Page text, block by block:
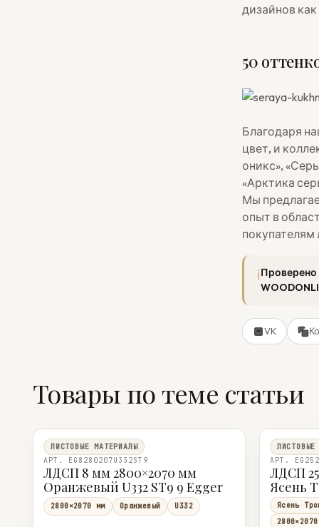
дизайнов
50
Благодаря
цвет, и
оникс»,
«Арктика
Мы
опыт в
покупателям
Проверено
VK
Товары по теме статьи
ЛИСТОВЫЕ МАТЕРИАЛЫ
АРТ. EG8280207U332ST9
ЛДСП 8 мм 2800×2070 мм
Оранжевый U332 ST9 9 Egger
2800×2070 мм Оранжевый U332
ЛИСТОВЫЕ
АРТ.
ЛДСП
Ясень
Egger
Ясень